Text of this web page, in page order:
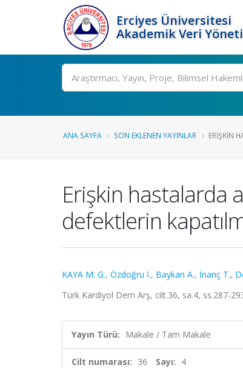
Erciyes Üniversitesi
Akademik Veri
Ara
ANA SAYFA SON EKLENEN YAYINLAR ERIŞKIN
Erişkin hastalarda
defektlerin
KAYA M. G., Özdoğru İ., Baykan A., İnanç T.,
Türk Kardiyol Dern Arş, cilt.36, sa.4, ss.287-
Yayın Türü: Makale / Tam Makale
Cilt numarası: 36 Sayı: 4